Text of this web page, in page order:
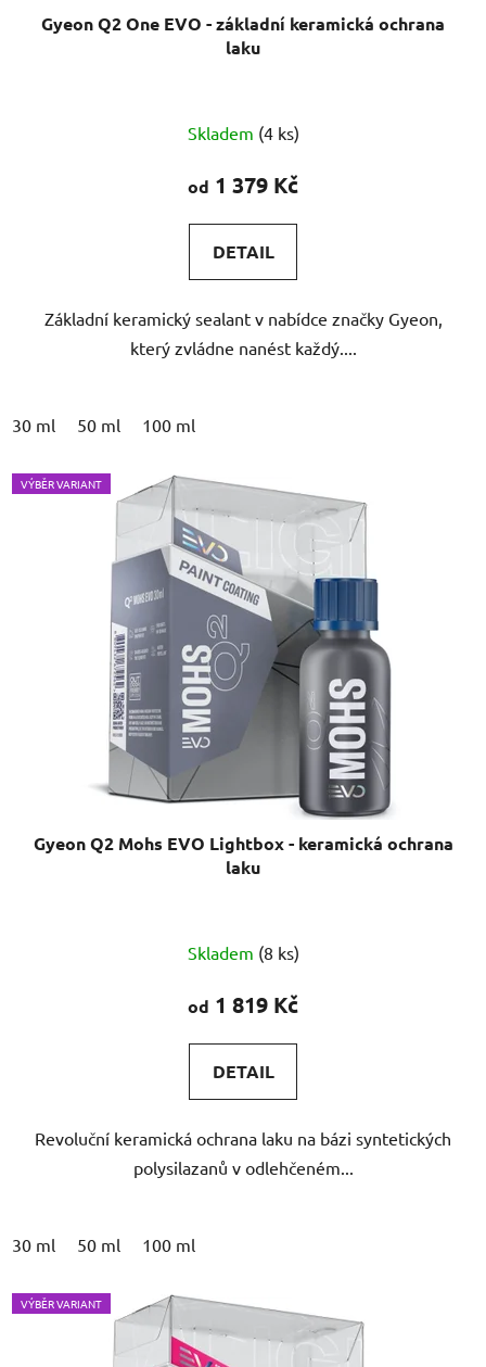
Gyeon Q2 One EVO - základní keramická ochrana
laku
hodnocení
produktu
4,5
z
hvězdiček.
Skladem (4 ks)
od 1 379 Kč
DETAIL
Základní keramický sealant v nabídce značky Gyeon,
který zvládne nanést každý....
30 ml 50 ml 100 ml
VÝBĚR VARIANT
Gyeon Q2 Mohs EVO Lightbox - keramická ochrana
laku
hodnocení
produktu
5,0
z
hvězdiček.
Skladem (8 ks)
od 1 819 Kč
DETAIL
Revoluční keramická ochrana laku na bázi syntetických
polysilazanů v odlehčeném...
30 ml 50 ml 100 ml
VÝBĚR VARIANT